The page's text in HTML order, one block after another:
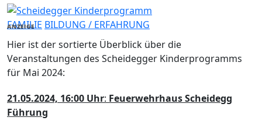
FAMILIE BILDUNG / ERFAHRUNG
ANZEIGE
Hier ist der sortierte Überblick über die
Veranstaltungen des Scheidegger Kinderprogramms
für Mai 2024:
21.05.2024, 16:00 Uhr: Feuerwehrhaus Scheidegg
Führung